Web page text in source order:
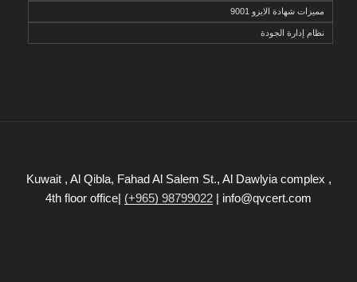
مميزات شهادة الايزو 9001
نظام إدارة الجودة
Kuwait , Al Qibla, Fahad Al Salem St., Al Dawlyia complex ,
4th floor office| (+965) 98799022 | info@qvcert.com